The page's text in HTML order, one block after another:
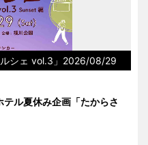
シェ vol.3」2026/08/29
テル夏休み企画「たからさ